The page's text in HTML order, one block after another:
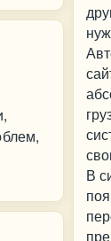
В